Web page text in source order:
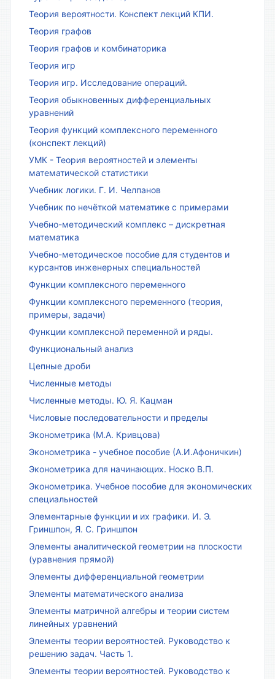
Теория вероятности. Конспект лекций КПИ.
Теория графов
Теория графов и комбинаторика
Теория игр
Теория игр. Исследование операций.
Теория обыкновенных дифференциальных
уравнений
Теория функций комплексного переменного
(конспект лекций)
УМК - Теория вероятностей и элементы
математической статистики
Учебник логики. Г. И. Челпанов
Учебник по нечёткой математике с примерами
Учебно-методический комплекс – дискретная
математика
Учебно-методическое пособие для студентов и
курсантов инженерных специальностей
Функции комплексного переменного
Функции комплексного переменного (теория,
примеры, задачи)
Функции комплексной переменной и ряды.
Функциональный анализ
Цепные дроби
Численные методы
Численные методы. Ю. Я. Кацман
Числовые последовательности и пределы
Эконометрика (М.А. Кривцова)
Эконометрика - учебное пособие (А.И.Афоничкин)
Эконометрика для начинающих. Носко В.П.
Эконометрика. Учебное пособие для экономических
специальностей
Элементарные функции и их графики. И. Э.
Гриншпон, Я. С. Гриншпон
Элементы аналитической геометрии на плоскости
(уравнения прямой)
Элементы дифференциальной геометрии
Элементы математического анализа
Элементы матричной алгебры и теории систем
линейных уравнений
Элементы теории вероятностей. Руководство к
решению задач. Часть 1.
Элементы теории вероятностей. Руководство к